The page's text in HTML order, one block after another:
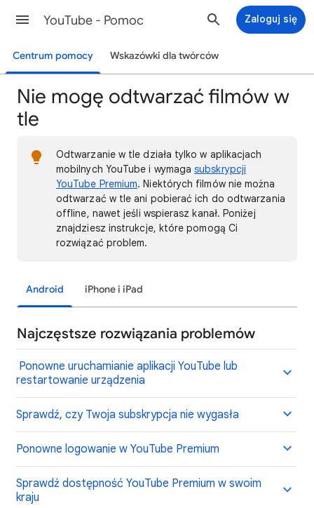
YouTube - Pomoc Zaloguj się
Centrum pomocy Wskazówki dla twórców
Nie mogę odtwarzać filmów w
tle
Odtwarzanie w tle działa tylko w aplikacjach
mobilnych YouTube i wymagasubskrypcji
YouTube Premium. Niektórych filmów nie można
odtwarzać w tle ani pobierać ich do odtwarzania
offline, nawet jeśli wspierasz kanał. Poniżej
znajdziesz instrukcje, które pomogą Ci
rozwiązać problem.
Android iPhone i iPad
Najczęstsze rozwiązania problemów
Ponowne uruchamianie aplikacji YouTube lub
restartowanie urządzenia
Sprawdź, czy Twoja subskrypcja nie wygasła
Ponowne logowanie w YouTube Premium
Sprawdź dostępność YouTube Premium w swoim
kraju